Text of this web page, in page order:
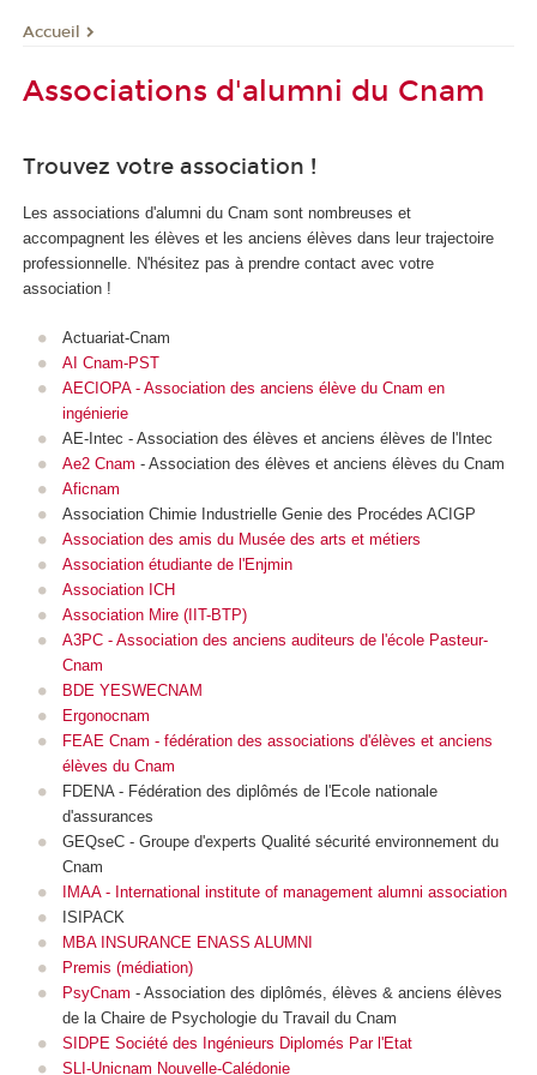
Accueil
Associations d'alumni du Cnam
Trouvez votre association !
Les associations d'alumni du Cnam sont nombreuses et
accompagnent les élèves et les anciens élèves dans leur trajectoire
professionnelle. N'hésitez pas à prendre contact avec votre
association !
Actuariat-Cnam
AI Cnam-PST
AECIOPA - Association des anciens élève du Cnam en
ingénierie
AE-Intec - Association des élèves et anciens élèves de l'Intec
Ae2 Cnam - Association des élèves et anciens élèves du Cnam
Aficnam
Association Chimie Industrielle Genie des Procédes ACIGP
Association des amis du Musée des arts et métiers
Association étudiante de l'Enjmin
Association ICH
Association Mire (IIT-BTP)
A3PC - Association des anciens auditeurs de l'école Pasteur-
Cnam
BDE YESWECNAM
Ergonocnam
FEAE Cnam - fédération des associations d'élèves et anciens
élèves du Cnam
FDENA - Fédération des diplômés de l'Ecole nationale
d'assurances
GEQseC - Groupe d'experts Qualité sécurité environnement du
Cnam
IMAA - International institute of management alumni association
ISIPACK
MBA INSURANCE ENASS ALUMNI
Premis (médiation)
PsyCnam - Association des diplômés, élèves & anciens élèves
de la Chaire de Psychologie du Travail du Cnam
SIDPE Société des Ingénieurs Diplomés Par l'Etat
SLI-Unicnam Nouvelle-Calédonie